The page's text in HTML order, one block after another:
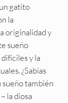
gatito
la
originalidad y
sueño
y la
¿Sabías
también
la diosa